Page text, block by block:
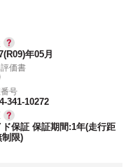
年05月
価書
号
341-10272
ド保証 保証期間:1年(走行距
制限)